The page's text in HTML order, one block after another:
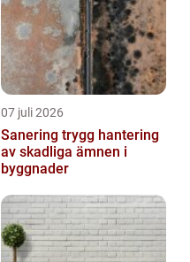
07 juli 2026
Sanering trygg hantering
av skadliga ämnen i
byggnader